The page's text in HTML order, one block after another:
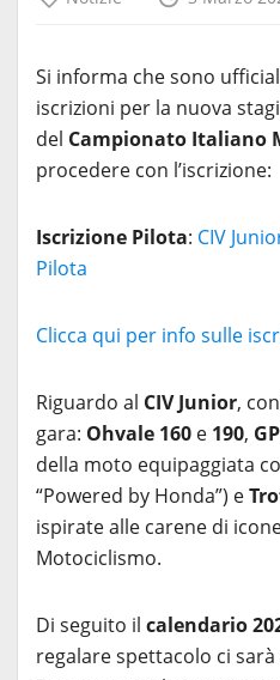
Si informa che sono
iscrizioni per la nuova
del Campionato Italiano
procedere con l’iscrizione:
Iscrizione Pilota: CIV
Pilota
Clicca qui per info sulle
Riguardo al CIV Junior,
gara: Ohvale 160 e 190,
della moto equipaggiata
“Powered by Honda”) e
ispirate alle carene di
Motociclismo.
Di seguito il calendario
regalare spettacolo ci